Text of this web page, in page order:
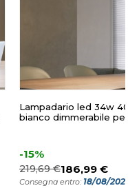
Lampadario led 34w
bianco dimmerabile per
-15%
219,69 €186,99 €
Consegna entro: 18/08/2026